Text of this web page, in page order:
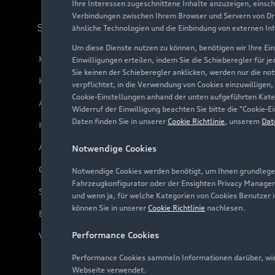
Ihre Interessen zugeschnittene Inhalte anzuzeigen,
Verbindungen zwischen Ihrem Browser und Servern von
ähnliche Technologien und die Einbindung von externen
Um diese Dienste nutzen zu können, benötigen wir Ihre
Einwilligungen erteilen, indem Sie die Schieberegler für
Sie keinen der Schieberegler anklicken, werden nur die
verpflichtet, in die Verwendung von Cookies
Cookie-Einstellungen anhand der unten aufgeführten
Widerruf der Einwilligung beachten Sie bitte die "Cookie-
Daten finden Sie in unsererCookie Richtlinie, unserem
Notwendige Cookies
Notwendige Cookies werden benötigt, um Ihnen
Fahrzeugkonfigurator oder der Ensighten Privacy
und wenn ja, für welche Kategorien von Cookies
können Sie in unsererCookie Richtlinie nachlesen.
Performance Cookies
Performance Cookies sammeln Informationen darüber,
Webseite verwendet.
Support
Kundenservice
Händlersuche
Audi Code
Häufige Fragen (FAQ)
Audi Online Beratung
Online-Terminvereinbarung
Servicekontakt
Bordbuch & Bedienungsanleitungen
Verträge kündigen